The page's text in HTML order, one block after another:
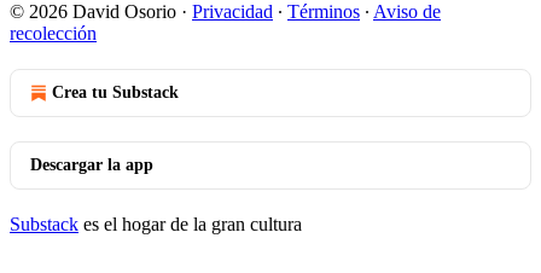
© 2026 David Osorio · Privacidad ∙ Términos ∙ Aviso de
recolección
Crea tu Substack
Descargar la app
Substack es el hogar de la gran cultura